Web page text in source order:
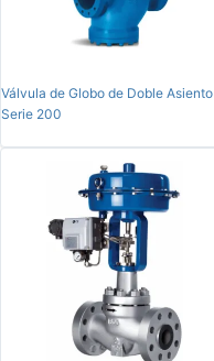
Válvula de Globo de Doble Asiento
Serie 200